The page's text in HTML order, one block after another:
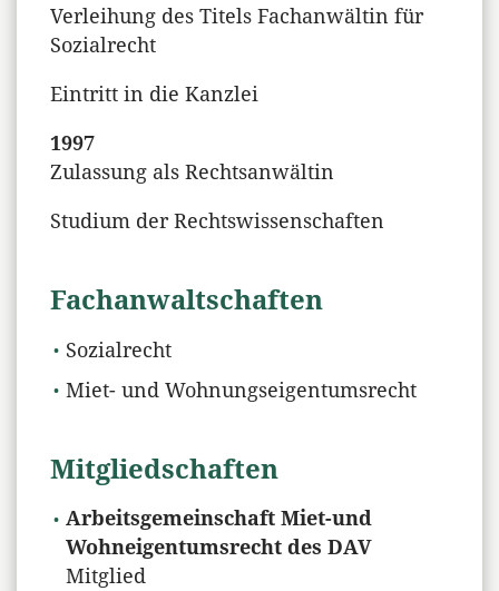
Verleihung des Titels Fachanwältin für
Sozialrecht
Eintritt in die Kanzlei
1997
Zulassung als Rechtsanwältin
Studium der Rechtswissenschaften
Fachanwaltschaften
Sozialrecht
Miet- und Wohnungseigentumsrecht
Mitgliedschaften
Arbeitsgemeinschaft Miet-und
Wohneigentumsrecht des DAV
Mitglied